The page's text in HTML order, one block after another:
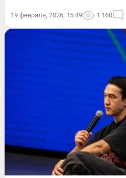
19 февраля, 2026, 15:49 1 160